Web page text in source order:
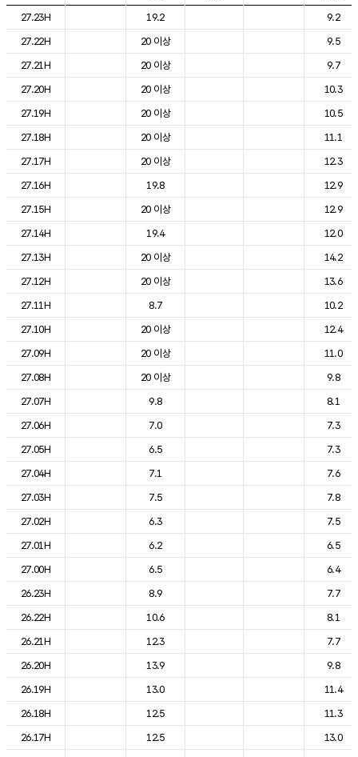
도시별 기상실황표로 지점, 날씨, 기온, 강수, 바람, 기압등을 안내한 표입
27.23H
19.2
9.2
27.22H
20 이상
9.5
27.21H
20 이상
9.7
27.20H
20 이상
10.3
27.19H
20 이상
10.5
27.18H
20 이상
11.1
27.17H
20 이상
12.3
27.16H
19.8
12.9
27.15H
20 이상
12.9
27.14H
19.4
12.0
27.13H
20 이상
14.2
27.12H
20 이상
13.6
27.11H
8.7
10.2
27.10H
20 이상
12.4
27.09H
20 이상
11.0
27.08H
20 이상
9.8
27.07H
9.8
8.1
27.06H
7.0
7.3
27.05H
6.5
7.3
27.04H
7.1
7.6
27.03H
7.5
7.8
27.02H
6.3
7.5
27.01H
6.2
6.5
27.00H
6.5
6.4
26.23H
8.9
7.7
26.22H
10.6
8.1
26.21H
12.3
7.7
26.20H
13.9
9.8
26.19H
13.0
11.4
26.18H
12.5
11.3
26.17H
12.5
13.0